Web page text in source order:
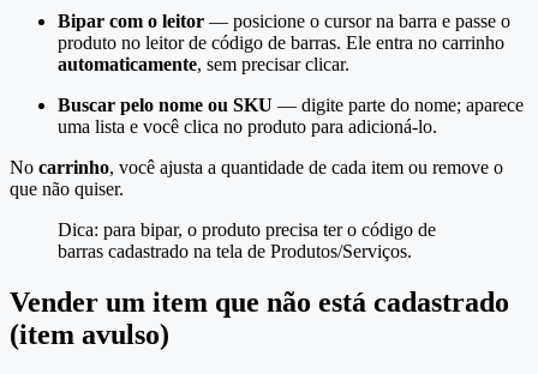
Bipar com o leitor — posicione o cursor na barra e passe o
produto no leitor de código de barras. Ele entra no carrinho
automaticamente, sem precisar clicar.
Buscar pelo nome ou SKU — digite parte do nome; aparece
uma lista e você clica no produto para adicioná-lo.
No carrinho, você ajusta a quantidade de cada item ou remove o
que não quiser.
Dica: para bipar, o produto precisa ter o código de
barras cadastrado na tela de Produtos/Serviços.
Vender um item que não está cadastrado
(item avulso)